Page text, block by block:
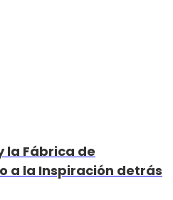
la Fábrica de
a la Inspiración detrás